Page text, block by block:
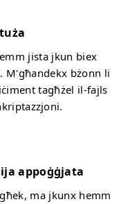
jista jkun biex
M'għandekx bżonn li
tagħżel il-fajls
appoġġjata
ma jkunx hemm